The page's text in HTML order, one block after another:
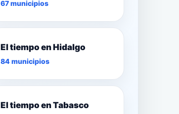
67 municipios
El tiempo en Hidalgo
84 municipios
El tiempo en Tabasco